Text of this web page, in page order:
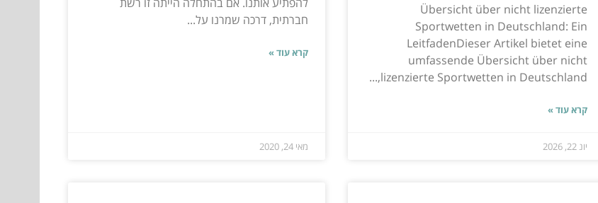
Übersicht über nicht lizenzierte
Sportwetten in Deutschland: Ein
LeitfadenDieser Artikel bietet eine
umfassende Übersicht über nicht
lizenzierte Sportwetten in Deutschland,...
קרא עוד »
יונ 22, 2026
חברתית, דרכה שמרנו על...
קרא עוד »
מאי 24, 2020